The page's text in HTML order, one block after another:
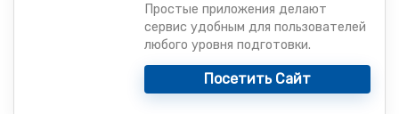
Простые приложения делают
сервис удобным для пользователей
любого уровня подготовки.
Посетить Сайт